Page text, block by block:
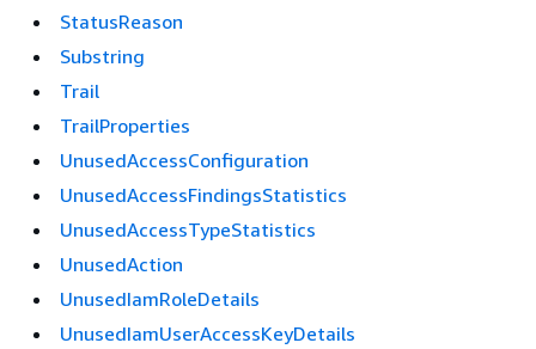
StatusReason
Substring
Trail
TrailProperties
UnusedAccessConfiguration
UnusedAccessFindingsStatistics
UnusedAccessTypeStatistics
UnusedAction
UnusedIamRoleDetails
UnusedIamUserAccessKeyDetails